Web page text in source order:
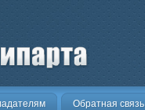
Обратная связь